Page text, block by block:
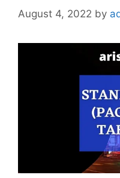
August 4, 2022 by